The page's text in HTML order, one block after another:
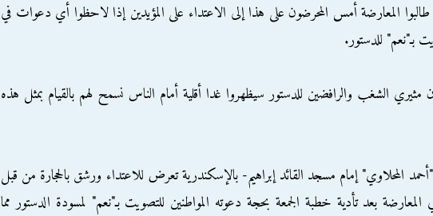
طالبوا المعارضة أمس المحرضون على هذا إلى الاعتداء على المؤيدين إذا لاحظوا أي دعوات في
بـ"نعم" للدستور.
مثيري الشغب والرافضين للدستور سيظهروا غدا أقلية أمام الناس نسمح لهم بالقيام بمثل هذه
المحلاوي" إمام مسجد القائد إبراهيم- بالإسكندرية تعرض للاعتداء ورشق بالحجارة من قبل
بعد تأدية خطبة الجمعة بحجة دعوته المواطنين للتصويت بـ"نعم" لمسودة الدستور مما